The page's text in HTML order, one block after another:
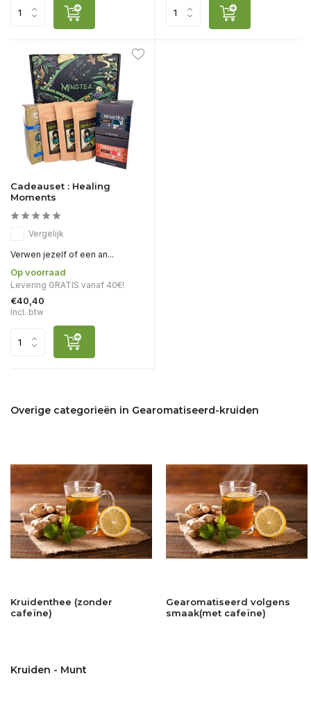
Cadeauset : Healing
Moments
Vergelijk
Verwen jezelf of een an...
Op voorraad
Levering GRATIS vanaf 40€!
€40,40
Incl. btw
Overige categorieën in Gearomatiseerd-kruiden
Kruidenthee (zonder
cafeïne)
Gearomatiseerd volgens
smaak(met cafeïne)
Kruiden - Munt